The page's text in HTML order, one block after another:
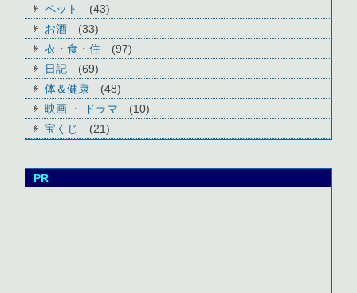
ペット
(43)
お酒
(33)
衣・食・住
(97)
日記
(69)
体＆健康
(48)
映画 ・ ドラマ
(10)
宝くじ
(21)
PR